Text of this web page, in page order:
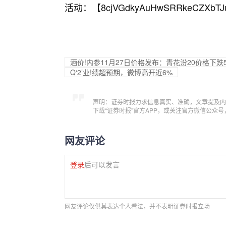
活动：【
酒价!内参11月27日价格发布：青花汾20价格下跌
Q‘2’业!绩超预期，微博高开近6%
声明：证券时报力求信息真实、准确，文章提及
下载“证券时报”官方APP，或关注官方微信公众
网友评论
登录后可以发言
网友评论仅供其表达个人看法，并不表明证券时报立场